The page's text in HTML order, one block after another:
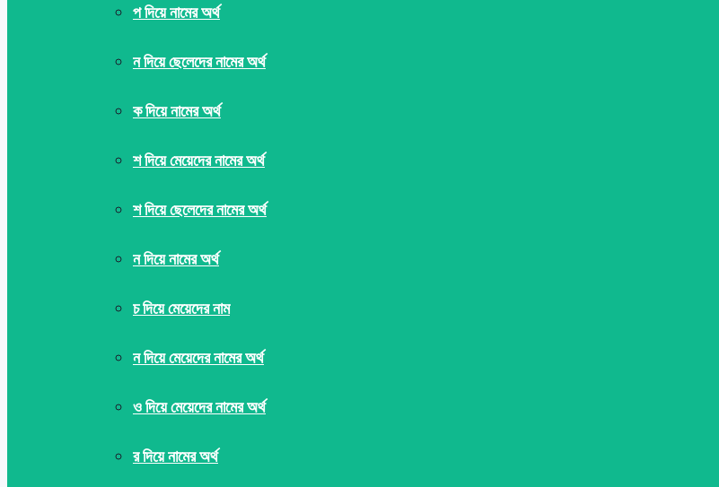
প দিয়ে নামের অর্থ
ন দিয়ে ছেলেদের নামের অর্থ
ক দিয়ে নামের অর্থ
শ দিয়ে মেয়েদের নামের অর্থ
শ দিয়ে ছেলেদের নামের অর্থ
ন দিয়ে নামের অর্থ
চ দিয়ে মেয়েদের নাম
ন দিয়ে মেয়েদের নামের অর্থ
ও দিয়ে মেয়েদের নামের অর্থ
র দিয়ে নামের অর্থ